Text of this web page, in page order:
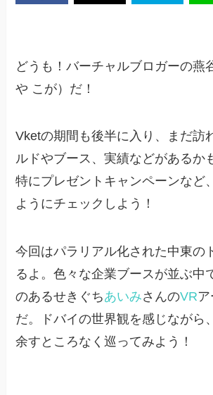
どうも！バーチャルブロガーの燕
や こが）だ！
Vketの期間も後半に入り、まだ訪
ルドやブース、実績などがあるか
特にプレゼントキャンペーンなど
ようにチェックしよう！
今回はパラリアル化された中東の
るよ。色々な企業ブースが並ぶ中
のあるせきぐちあいみさんのVR
だ。ドバイの世界観を感じながら
余すところなく巡ってみよう！